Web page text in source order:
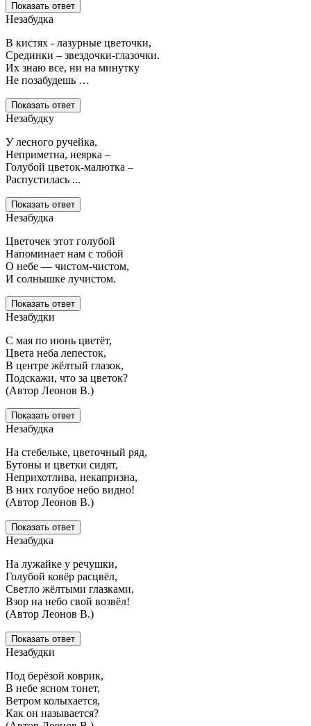
Показать ответ
Незабудка
В кистях - лазурные цветочки,
Срединки – звездочки-глазочки.
Их знаю все, ни на минутку
Не позабудешь …
Показать ответ
Незабудку
У лесного ручейка,
Неприметна, неярка –
Голубой цветок-малютка –
Распустилась ...
Показать ответ
Незабудка
Цветочек этот голубой
Напоминает нам с тобой
О небе — чистом-чистом,
И солнышке лучистом.
Показать ответ
Незабудки
С мая по июнь цветёт,
Цвета неба лепесток,
В центре жёлтый глазок,
Подскажи, что за цветок?
(Автор Леонов В.)
Показать ответ
Незабудка
На стебельке, цветочный ряд,
Бутоны и цветки сидят,
Неприхотлива, некапризна,
В них голубое небо видно!
(Автор Леонов В.)
Показать ответ
Незабудка
На лужайке у речушки,
Голубой ковёр расцвёл,
Светло жёлтыми глазками,
Взор на небо свой возвёл!
(Автор Леонов В.)
Показать ответ
Незабудки
Под берёзой коврик,
В небе ясном тонет,
Ветром колыхается,
Как он называется?